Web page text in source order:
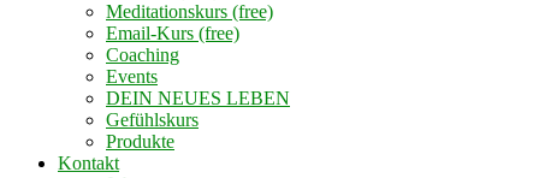
Meditationskurs (free)
Email-Kurs (free)
Coaching
Events
DEIN NEUES LEBEN
Gefühlskurs
Produkte
Kontakt